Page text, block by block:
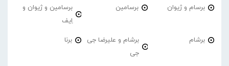
برسام و ژیوان برسامین
برسامین و ژیوان و
اِیف
برشام
برشام و علیرضا جی
جی
برنا